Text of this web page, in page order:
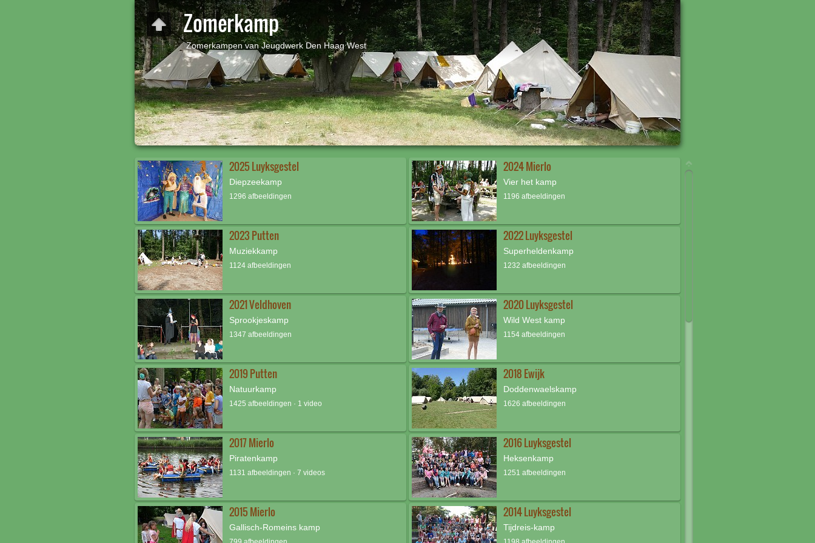
Zomerkamp
Zomerkampen van Jeugdwerk Den Haag West
2025 Luyksgestel
Diepzeekamp
1296 afbeeldingen
2024 Mierlo
Vier het kamp
1196 afbeeldingen
2023 Putten
Muziekkamp
1124 afbeeldingen
2022 Luyksgestel
Superheldenkamp
1232 afbeeldingen
2021 Veldhoven
Sprookjeskamp
1347 afbeeldingen
2020 Luyksgestel
Wild West kamp
1154 afbeeldingen
2019 Putten
Natuurkamp
1425 afbeeldingen · 1 video
2018 Ewijk
Doddenwaelskamp
1626 afbeeldingen
2017 Mierlo
Piratenkamp
1131 afbeeldingen · 7 videos
2016 Luyksgestel
Heksenkamp
1251 afbeeldingen
2015 Mierlo
Gallisch-Romeins kamp
2014 Luyksgestel
Tijdreis-kamp